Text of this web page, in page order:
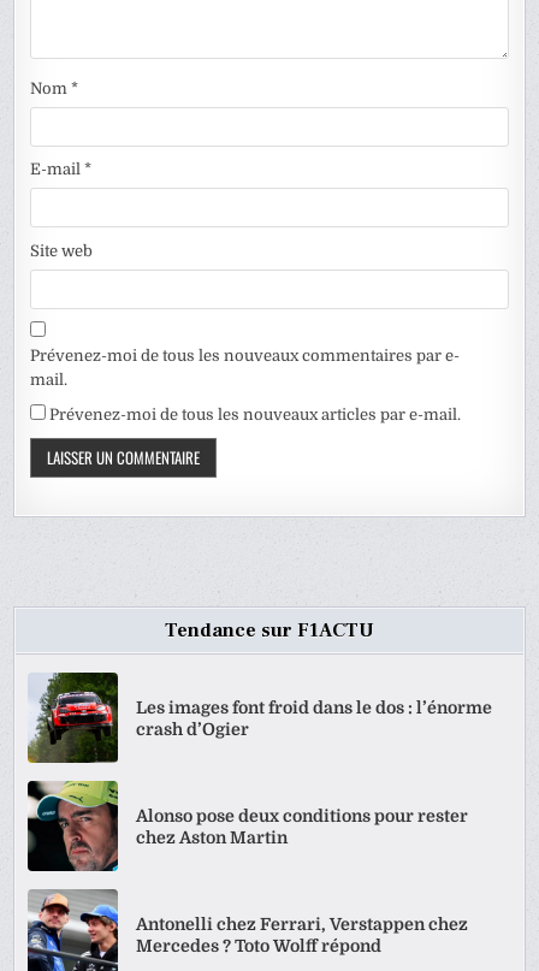
Nom*
E-mail*
Site web
Prévenez-moi de tous les nouveaux commentaires par e-
mail.
Prévenez-moi de tous les nouveaux articles par e-mail.
Tendance sur F1ACTU
Les images font froid dans le dos : l’énorme
crash d’Ogier
Alonso pose deux conditions pour rester
chez Aston Martin
Antonelli chez Ferrari, Verstappen chez
Mercedes ? Toto Wolff répond